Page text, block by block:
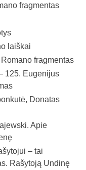
fragmentas
laiškai
fragmentas
125. Eugenijus
Donatas
Apie
– tai
Rašytoją Undinę